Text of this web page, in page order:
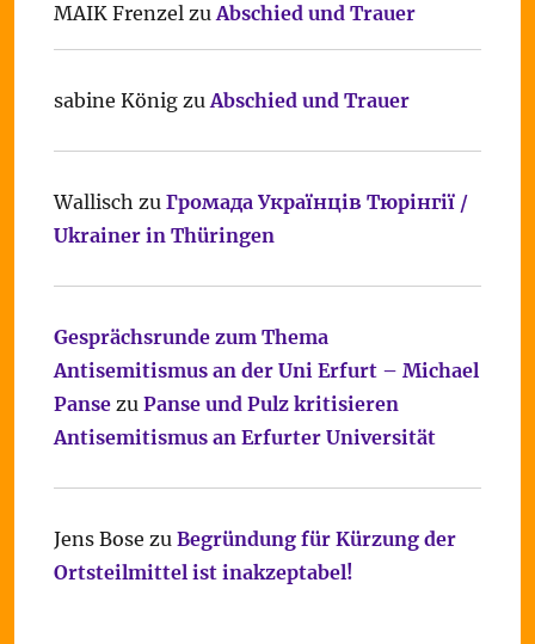
MAIK FrenzelzuAbschied und Trauer
sabine KönigzuAbschied und Trauer
Wallisch zu Громада Українців Тюрінгії /
Ukrainer in Thüringen
Gesprächsrunde zum Thema
Antisemitismus an der Uni Erfurt – Michael
Pansezu Panse und Pulz kritisieren
Antisemitismus an Erfurter Universität
Jens Bose zu Begründung für Kürzung der
Ortsteilmittel ist inakzeptabel!